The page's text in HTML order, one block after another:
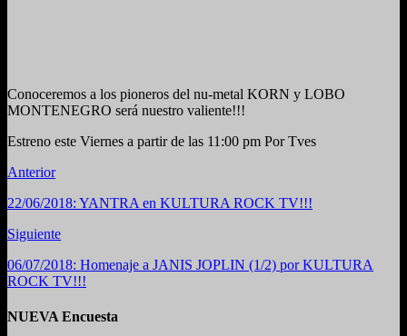
Conoceremos a los pioneros del nu-metal KORN y LOBO
MONTENEGRO será nuestro valiente!!!
Estreno este Viernes a partir de las 11:00 pm Por Tves
Anterior
22/06/2018: YANTRA en KULTURA ROCK TV!!!
Siguiente
06/07/2018: Homenaje a JANIS JOPLIN (1/2) por KULTURA
ROCK TV!!!
NUEVA Encuesta